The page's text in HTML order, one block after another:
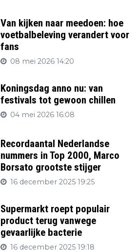
Van kijken naar meedoen: hoe
voetbalbeleving verandert voor
fans
08 mei 2026 14:20
Koningsdag anno nu: van
festivals tot gewoon chillen
04 mei 2026 16:08
Recordaantal Nederlandse
nummers in Top 2000, Marco
Borsato grootste stijger
16 december 2025 19:25
Supermarkt roept populair
product terug vanwege
gevaarlijke bacterie
16 december 2025 19:18